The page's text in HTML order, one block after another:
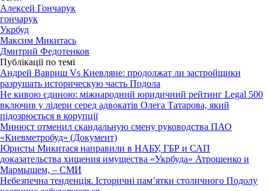
Алексей Гончарук
гончарук
Укрбуд
Максим Микитась
Дмитрий Федотенков
Публікації по темі
Андрей Вавриш Vs Киевляне: продолжат ли застройщики
разрушать историческую часть Подола
Не кивою єдиною: міжнародний юридичний рейтинг Legal 500
включив у лідери серед адвокатів Олега Татарова, який
підозрюється в корупції
Минюст отменил скандальную смену руководства ПАО
«Киевметробуд» (Документ)
Юристы Микитася направили в НАБУ, ГБР и САП
доказательства хищения имущества «Укрбуда» Атрошенко и
Мармышем, – СМИ
Небезпечна тенденція. Історичні пам’ятки столичного Подолу